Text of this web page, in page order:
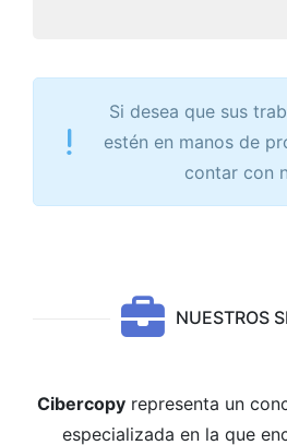
Si desea que sus
estén en manos de
contar con
NUESTROS
Cibercopy representa un
especializada en la que